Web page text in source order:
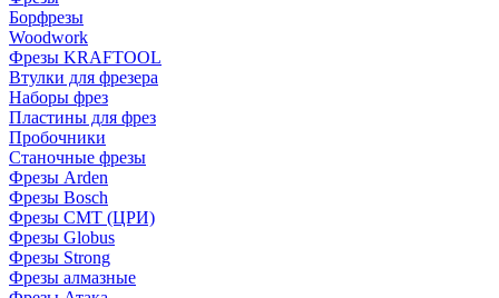
Борфрезы
Woodwork
Фрезы KRAFTOOL
Втулки для фрезера
Наборы фрез
Пластины для фрез
Пробочники
Станочные фрезы
Фрезы Arden
Фрезы Bosch
Фрезы CMT (ЦРИ)
Фрезы Globus
Фрезы Strong
Фрезы алмазные